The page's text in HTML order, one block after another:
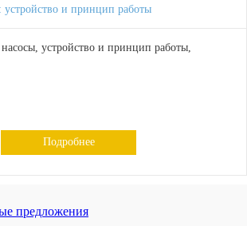
и принцип работы
устройство и принцип работы,
Подробнее
предложения